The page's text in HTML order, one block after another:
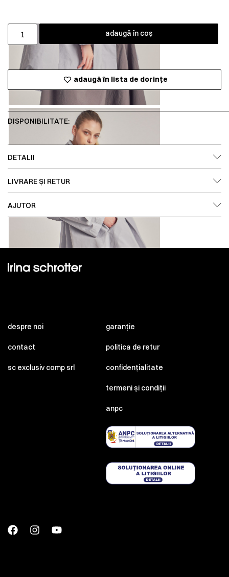
adaugă în coș
adaugă în lista de dorințe
DISPONIBILITATE:
DETALII
LIVRARE ȘI RETUR
AJUTOR
despre noi
contact
sc exclusiv comp srl
garanție
politica de retur
confidențialitate
termeni și condiții
anpc